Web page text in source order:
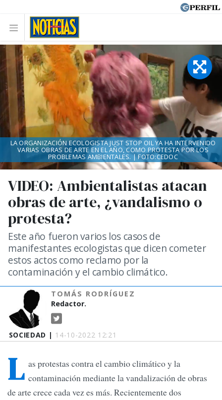
SOCIEDAD | 14-10-2022 12:21
VIDEO: Ambientalistas atacan
obras de arte, ¿vandalismo o
protesta?
Este año fueron varios los casos de
manifestantes ecologistas que dicen cometer
estos actos como reclamo por la
contaminación y el cambio climático.
TOMÁS RODRÍGUEZ
Redactor.
LA ORGANIZACIÓN ECOLOGISTA JUST STOP OIL YA HA INTERVENIDO
VARIAS OBRAS DE ARTE EN EL AÑO, COMO PROTESTA POR LOS
PROBLEMAS AMBIENTALES. | FOTO:CEDOC
L as protestas contra el cambio climático y la
contaminación mediante la vandalización de obras
de arte crece cada vez es más. Recientemente dos